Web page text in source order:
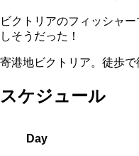
ビクトリアのフィッシャ
しそうだった！
寄港地ビクトリア。徒歩で
スケジュール
Day